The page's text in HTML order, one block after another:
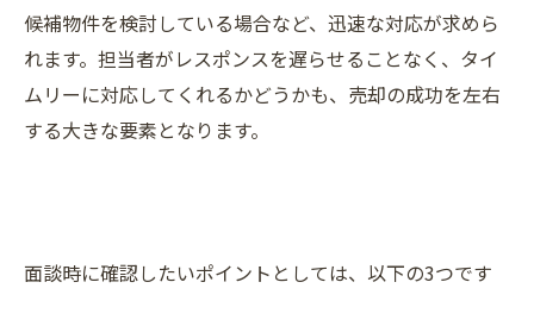
候補物件を検討している場合など、迅速な対応が求めら
れます。担当者がレスポンスを遅らせることなく、タイ
ムリーに対応してくれるかどうかも、売却の成功を左右
する大きな要素となります。
面談時に確認したいポイントとしては、以下の3つです